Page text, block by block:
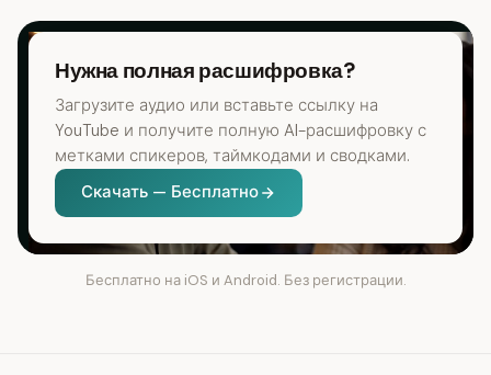
Нужна полная расшифровка?
Загрузите аудио или вставьте ссылку на
YouTube и получите полную AI-расшифровку с
метками спикеров, таймкодами и сводками.
Скачать — Бесплатно
Бесплатно на iOS и Android. Без регистрации.